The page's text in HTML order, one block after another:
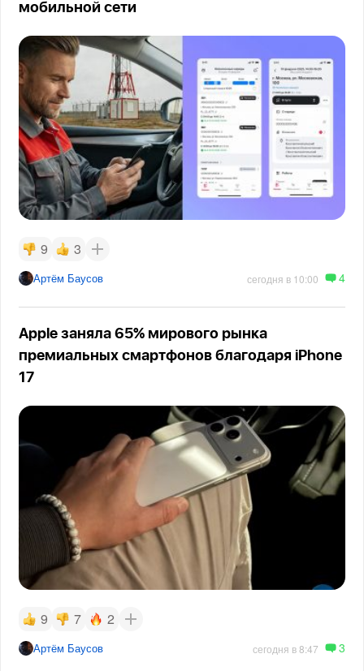
мобильной сети
9 3
Артём Баусов сегодня в 10:00 4
Apple заняла 65% мирового рынка
премиальных смартфонов благодаря iPhone
17
9 7 2
Артём Баусов сегодня в 8:47 3